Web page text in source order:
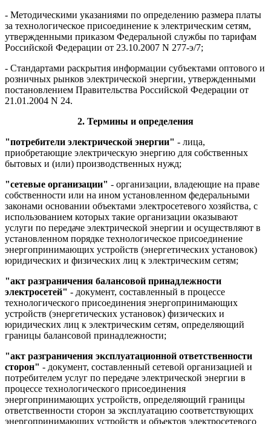
- Методическими указаниями по определению размера платы
за технологическое присоединение к электрическим сетям,
утвержденными приказом Федеральной службы по тарифам
Российской Федерации от 23.10.2007 N 277-э/7;
- Стандартами раскрытия информации субъектами оптового и
розничных рынков электрической энергии, утвержденными
постановлением Правительства Российской Федерации от
21.01.2004 N 24.
2. Термины и определения
"потребители электрической энергии" - лица,
приобретающие электрическую энергию для собственных
бытовых и (или) производственных нужд;
"сетевые организации" - организации, владеющие на праве
собственности или на ином установленном федеральными
законами основании объектами электросетевого хозяйства, с
использованием которых такие организации оказывают
услуги по передаче электрической энергии и осуществляют в
установленном порядке технологическое присоединение
энергопринимающих устройств (энергетических установок)
юридических и физических лиц к электрическим сетям;
"акт разграничения балансовой принадлежности
электросетей" - документ, составленный в процессе
технологического присоединения энергопринимающих
устройств (энергетических установок) физических и
юридических лиц к электрическим сетям, определяющий
границы балансовой принадлежности;
"акт разграничения эксплуатационной ответственности
сторон" - документ, составленный сетевой организацией и
потребителем услуг по передаче электрической энергии в
процессе технологического присоединения
энергопринимающих устройств, определяющий границы
ответственности сторон за эксплуатацию соответствующих
энергопринимающих устройств и объектов электросетевого